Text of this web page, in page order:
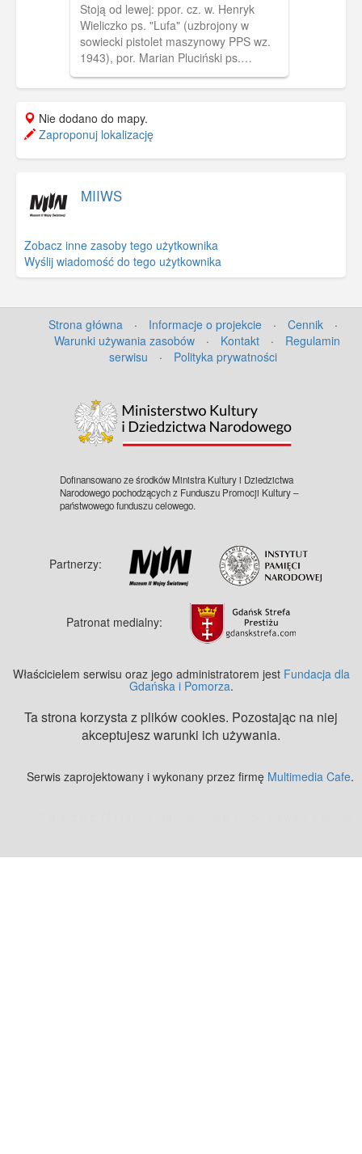
U góry druty trakcji tramwajowej. Zakaz
kopiowania, zasób dostępny w zbiorach
IPN, sygnatura: GK-5-1-6-5
Stoją od lewej: ppor. cz. w. Henryk
Wieliczko ps. "Lufa" (uzbrojony w
sowiecki pistolet maszynowy PPS wz.
1943), por. Marian Pluciński ps.
"Mścisław", mjr Zygmunt Szendzielarz
ps. "Łupaszka", wachm. Jerzy
sowiecki pistolet maszynowy PPSz wz.
1941 tzw. pepesza z magazynkiem
bębnowym), ppor. Zdzisław Badocha
W tle zabudowania nieznanej
miejscowości. Uwagi: Na odwrocie
zabezpieczającej.;Reprodukcja. Na
odwrocie odręczny opis (niebieskim
mówiąca o pochodzeniu odbitki z datą
"Gdańsk, dn. 19.06.81 r.". Odbitka
przekazana do zasobu archiwalnego
IPN przez prof. Jędrzeja Tucholskiego
Udostępniania i Archiwizacji
Dokumentów IPN (2000-2005) i
głównego specjalistę w BUiAD IPN
(2005-2008). Zakaz kopiowania, zasób
IPNBU-3-3-6-3
Nie dodano do mapy.
Zaproponuj lokalizację
MIIWS
Zobacz inne zasoby tego użytkownika
Wyślij wiadomość do tego użytkownika
Strona główna · Informacje o projekcie · Cennik
·
Warunki używania zasobów
· Kontakt ·
Regulamin
serwisu
· Polityka prywatności
Dofinansowano ze środków Ministra Kultury i Dziedzictwa
Narodowego pochodzących z Funduszu Promocji Kultury –
państwowego funduszu celowego.
Partnerzy:
Patronat medialny:
Właścicielem serwisu oraz jego administratorem jest Fundacja dla
Gdańska i Pomorza.
Ta strona korzysta z plików cookies. Pozostając na niej
akceptujesz warunki ich używania.
Serwis zaprojektowany i wykonany przez firmę Multimedia Cafe.